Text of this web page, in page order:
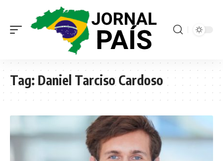
Tag: Daniel Tarciso Cardoso